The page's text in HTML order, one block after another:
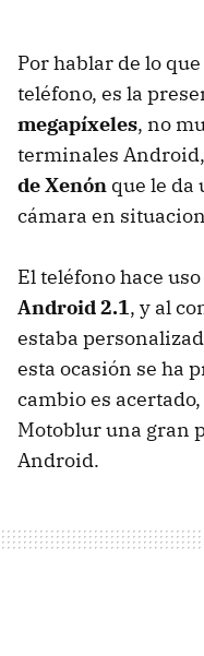
Por hablar de lo
teléfono, es la
megapíxeles, no
terminales
de Xenón que le da
cámara en
El teléfono hace
Android 2.1, y al
estaba
esta ocasión se ha
cambio es
Motoblur una gran
Android.